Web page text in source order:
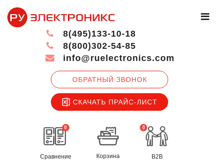
ОБРАТНЫЙ ЗВОНОК
СКАЧАТЬ ПРАЙС-ЛИСТ
8(495)133-10-18
8(800)302-54-85
info@ruelectronics.com
0
Сравнение
0
Корзина B2B